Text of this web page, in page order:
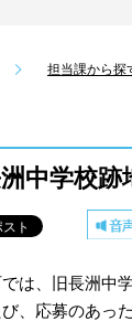
担当課から探
洲中学校
は、旧長洲中
、応募のあっ